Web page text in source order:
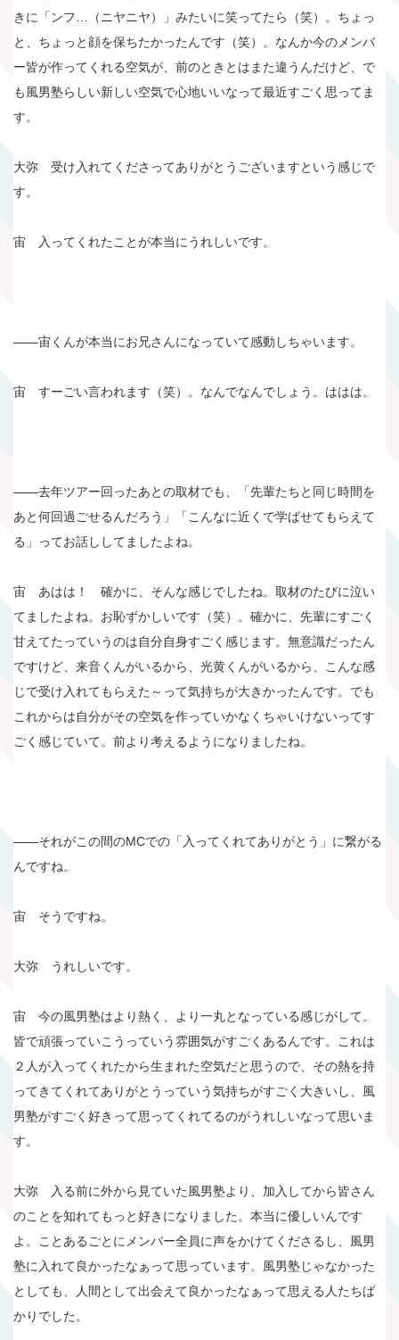
きに「ンフ…（ニヤニヤ）」みたいに笑ってたら（笑）。ちょっ
と、ちょっと顔を保ちたかったんです（笑）。なんか今のメンバ
ー皆が作ってくれる空気が、前のときとはまた違うんだけど、で
も風男塾らしい新しい空気で心地いいなって最近すごく思ってま
す。
大弥 受け入れてくださってありがとうございますという感じで
す。
宙 入ってくれたことが本当にうれしいです。
――宙くんが本当にお兄さんになっていて感動しちゃいます。
宙 すーごい言われます（笑）。なんでなんでしょう。ははは。
――去年ツアー回ったあとの取材でも、「先輩たちと同じ時間を
あと何回過ごせるんだろう」「こんなに近くで学ばせてもらえて
る」ってお話ししてましたよね。
宙 あはは！ 確かに、そんな感じでしたね。取材のたびに泣い
てましたよね。お恥ずかしいです（笑）。確かに、先輩にすごく
甘えてたっていうのは自分自身すごく感じます。無意識だったん
ですけど、来音くんがいるから、光黄くんがいるから、こんな感
じで受け入れてもらえた～って気持ちが大きかったんです。でも
これからは自分がその空気を作っていかなくちゃいけないってす
ごく感じていて。前より考えるようになりましたね。
――それがこの間のMCでの「入ってくれてありがとう」に繋がる
んですね。
宙 そうですね。
大弥 うれしいです。
宙 今の風男塾はより熱く、より一丸となっている感じがして。
皆で頑張っていこうっていう雰囲気がすごくあるんです。これは
２人が入ってくれたから生まれた空気だと思うので、その熱を持
ってきてくれてありがとうっていう気持ちがすごく大きいし、風
男塾がすごく好きって思ってくれてるのがうれしいなって思いま
す。
大弥 入る前に外から見ていた風男塾より、加入してから皆さん
のことを知れてもっと好きになりました。本当に優しいんです
よ。ことあるごとにメンバー全員に声をかけてくださるし、風男
塾に入れて良かったなぁって思っています。風男塾じゃなかった
としても、人間として出会えて良かったなぁって思える人たちば
かりでした。